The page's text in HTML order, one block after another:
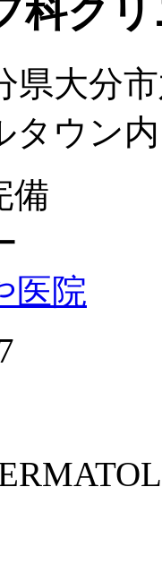
科ク
県大分
タウン内
備
医院